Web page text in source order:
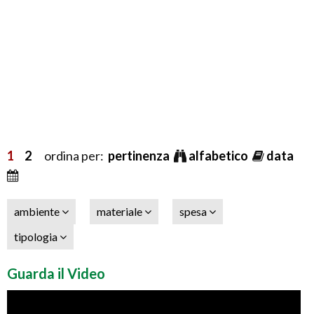
1 2 ordina per: pertinenza alfabetico data
ambiente materiale
spesa
tipologia
Guarda il Video